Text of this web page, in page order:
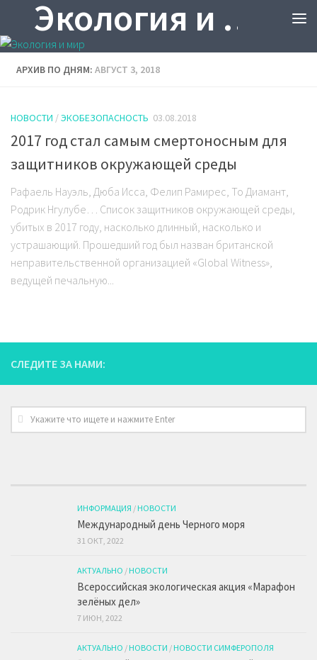
Экология и мир
АРХИВ ПО ДНЯМ: АВГУСТ 3, 2018
НОВОСТИ /ЭКОБЕЗОПАСНОСТЬ 03.08.2018
2017 год стал самым смертоносным для
защитников окружающей среды
Рафаель Науэль, Дюба Исса, Фелип Рамирес, То Диамант,
Родрик Нгулубе… Список защитников окружающей среды,
убитых в 2017 году, насколько длинный, насколько и
устрашающий. Прошедший год был назван британской
неправительственной организацией «Global Witness»,
ведущей печальную...
СЛЕДИТЕ ЗА НАМИ:
ИНФОРМАЦИЯ /НОВОСТИ
Международный день Черного моря
31 ОКТ, 2022
АКТУАЛЬНО /НОВОСТИ
Всероссийская экологическая акция «Марафон
зелёных дел»
7 ИЮН, 2022
АКТУАЛЬНО /НОВОСТИ /НОВОСТИ СИМФЕРОПОЛЯ